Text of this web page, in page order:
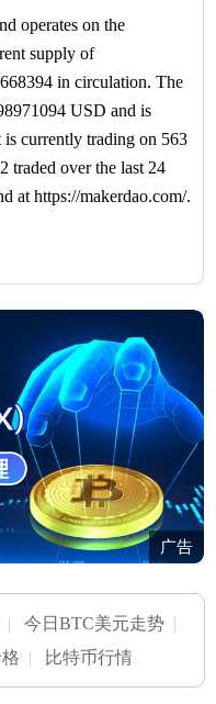
operates on the
supply of
in circulation. The
USD and is
currently trading on 563
traded over the last 24
at https://makerdao.com/.
广告
|今日BTC美元走势 |
| 比特币行情